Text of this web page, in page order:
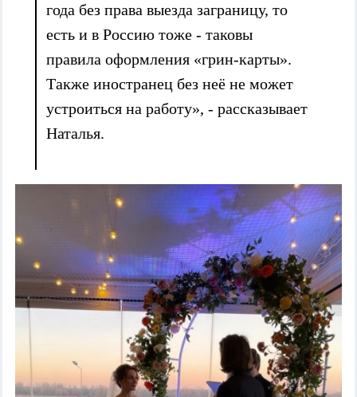
года без права выезда заграницу, то
есть и в Россию тоже - таковы
правила оформления «грин-карты».
Также иностранец без неё не может
устроиться на работу», - рассказывает
Наталья.